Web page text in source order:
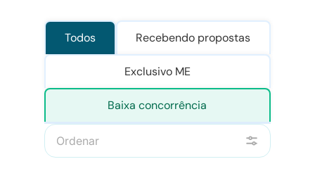
Todos Recebendo propostas
Exclusivo ME
Baixa concorrência
Ordenar